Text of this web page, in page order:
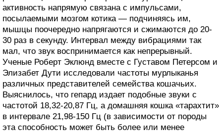
активность напрямую связана с импульсами,
посылаемыми мозгом котика — подчиняясь им,
мышцы поочередно напрягаются и сжимаются до 20-
30 раз в секунду. Интервал между вибрациями так
мал, что звук воспринимается как непрерывный.
Ученые Роберт Эклюнд вместе с Густавом Петерсом и
Элизабет Дути исследовали частоты мурлыканья
различных представителей семейства кошачьих.
Выяснилось, что гепард издает подобные звуки с
частотой 18,32-20,87 Гц, а домашняя кошка «тарахтит»
в интервале 21,98-150 Гц (в зависимости от породы
эта способность может быть более или менее